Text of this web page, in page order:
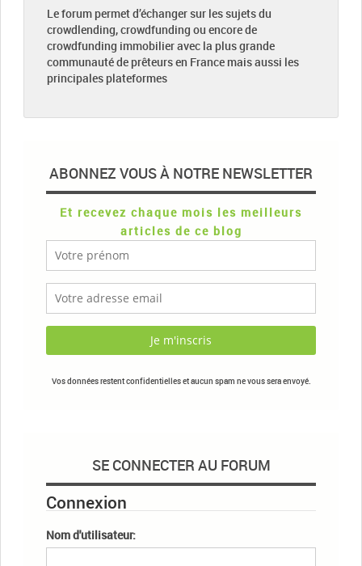
Le forum permet d’échanger sur les sujets du
crowdlending, crowdfunding ou encore de
crowdfunding immobilier avec la plus grande
communauté de prêteurs en France mais aussi les
principales plateformes
ABONNEZ VOUS À NOTRE NEWSLETTER
Et recevez chaque mois les meilleurs
articles de ce blog
Vos données restent confidentielles et aucun spam ne vous sera envoyé.
SE CONNECTER AU FORUM
Connexion
Nom d'utilisateur: